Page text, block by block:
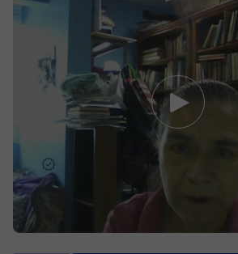
Luz
5,0 (8)
Mathématiques
Offre un essai gratuit